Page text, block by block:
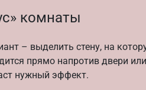
комнаты
– выделить стену, на
прямо напротив двери
нужный эффект.